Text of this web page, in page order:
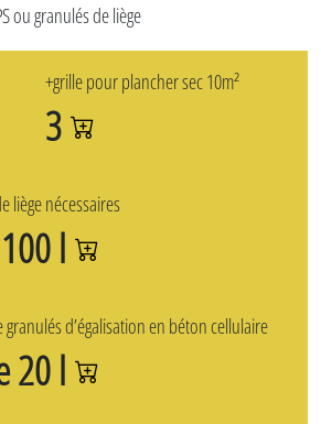
ou granulés de liège
+grille pour plancher sec 10m²
3
liège nécessaires
l
d’égalisation en béton cellulaire
20 l